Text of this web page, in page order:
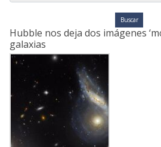
Hubble nos deja dos imágenes
galaxias